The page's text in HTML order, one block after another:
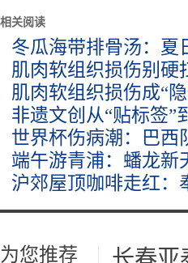
相关阅读
冬瓜海带排骨汤：夏
肌肉软组织损伤别硬
肌肉软组织损伤成“
非遗文创从“贴标签”
世界杯伤病潮：巴西
端午游青浦：蟠龙新
沪郊屋顶咖啡走红：
为您推荐